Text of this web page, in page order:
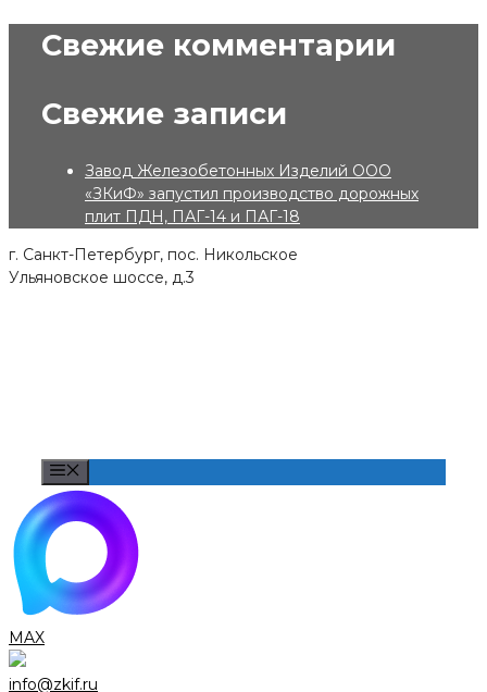
Свежие комментарии
Свежие записи
Завод Железобетонных Изделий ООО
«ЗКиФ» запустил производство дорожных
плит ПДН, ПАГ-14 и ПАГ-18
г. Санкт-Петербург, пос. Никольское
Ульяновское шоссе, д.3
MAX
info@zkif.ru